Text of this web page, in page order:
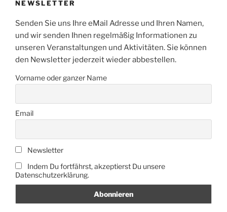
NEWSLETTER
Senden Sie uns Ihre eMail Adresse und Ihren Namen,
und wir senden Ihnen regelmäßig Informationen zu
unseren Veranstaltungen und Aktivitäten. Sie können
den Newsletter jederzeit wieder abbestellen.
Vorname oder ganzer Name
Email
Newsletter
Indem Du fortfährst, akzeptierst Du unsere
Datenschutzerklärung.